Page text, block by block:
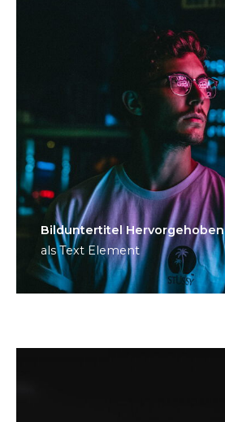
Bild­unter­titel Hervorgehoben
als Text Element